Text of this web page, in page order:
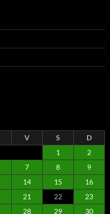
V S
D
1
2
7 8
9
14 15
16
21 22
23
28 29 30